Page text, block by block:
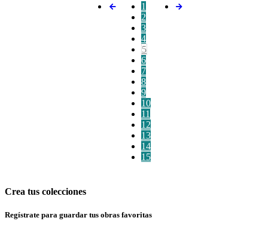
1
2
3
4
5
6
7
8
9
10
11
12
13
14
15
Crea tus colecciones
Regístrate para guardar tus obras favoritas